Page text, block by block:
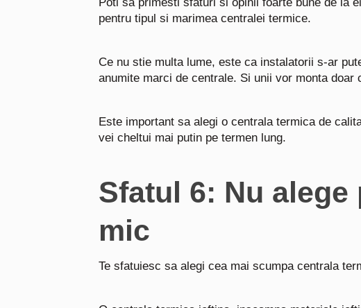
pentru tipul si marimea centralei termice.
Ce nu stie multa lume, este ca instalatorii s-ar
anumite marci de centrale. Si unii vor monta doar
Este important sa alegi o centrala termica de
vei cheltui mai putin pe termen lung.
Sfatul 6: Nu
mic
Te sfatuiesc sa alegi cea mai scumpa centrala